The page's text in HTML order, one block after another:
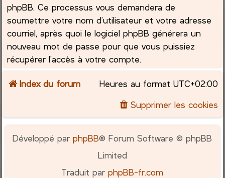
phpBB. Ce processus vous demandera de
soumettre votre nom d’utilisateur et votre adresse
courriel, après quoi le logiciel phpBB générera un
nouveau mot de passe pour que vous puissiez
récupérer l’accès à votre compte.
Index du forum Heures au format UTC+02:00
Supprimer les cookies
Développé parphpBB® Forum Software © phpBB
Limited
Traduit parphpBB-fr.com